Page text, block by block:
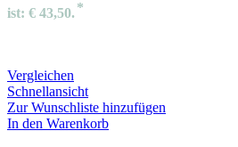
ist: € 43,50.
Vergleichen
Schnellansicht
Zur Wunschliste hinzufügen
In den Warenkorb